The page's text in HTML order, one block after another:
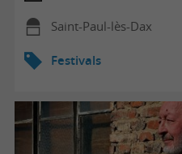
Saint-Paul-lès-Dax
Festivals